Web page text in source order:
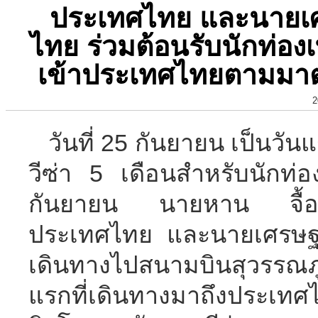
ประเทศไทย และนาย
ไทย ร่วมต้อนรับนักท่อง
เข้าประเทศไทยตามม
วันที่ 25 กันยายน เป็นวัน
วีซ่า 5 เดือนสำหรับนักท่อ
กันยายน นายหาน จื้อเ
ประเทศไทย และนายเศ
เดินทางไปสนามบินสุวรร
แรกที่เดินทางมาถึงประเ